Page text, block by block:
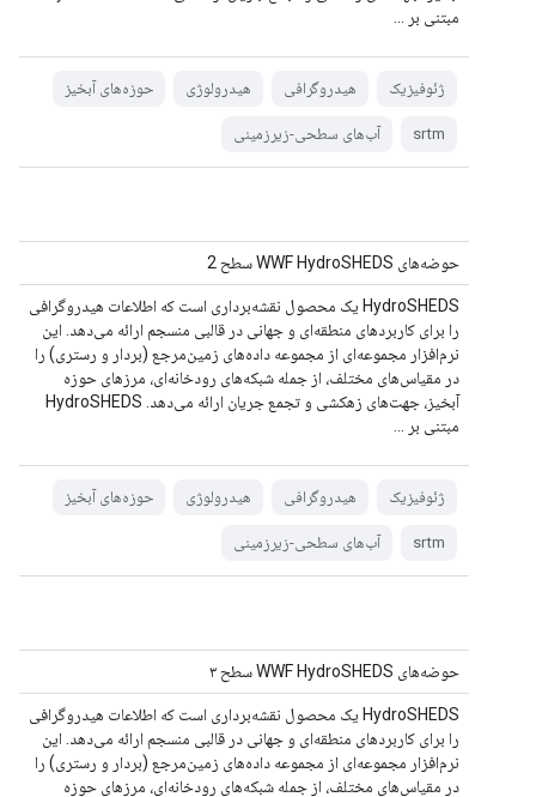
مبتنی بر ...
ژئوفیزیک هیدروگرافی هیدرولوژی حوزه‌های آبخیز
srtm آب‌های سطحی-زیرزمینی
حوضه‌های WWF HydroSHEDS سطح 2
HydroSHEDS یک محصول نقشه‌برداری است که اطلاعات هیدروگرافی
را برای کاربردهای منطقه‌ای و جهانی در قالبی منسجم ارائه می‌دهد. این
نرم‌افزار مجموعه‌ای از مجموعه داده‌های زمین‌مرجع (بردار و رستری) را
در مقیاس‌های مختلف، از جمله شبکه‌های رودخانه‌ای، مرزهای حوزه
آبخیز، جهت‌های زهکشی و تجمع جریان ارائه می‌دهد. HydroSHEDS
مبتنی بر ...
ژئوفیزیک هیدروگرافی هیدرولوژی حوزه‌های آبخیز
srtm آب‌های سطحی-زیرزمینی
حوضه‌های WWF HydroSHEDS سطح ۳
HydroSHEDS یک محصول نقشه‌برداری است که اطلاعات هیدروگرافی
را برای کاربردهای منطقه‌ای و جهانی در قالبی منسجم ارائه می‌دهد. این
نرم‌افزار مجموعه‌ای از مجموعه داده‌های زمین‌مرجع (بردار و رستری) را
در مقیاس‌های مختلف، از جمله شبکه‌های رودخانه‌ای، مرزهای حوزه